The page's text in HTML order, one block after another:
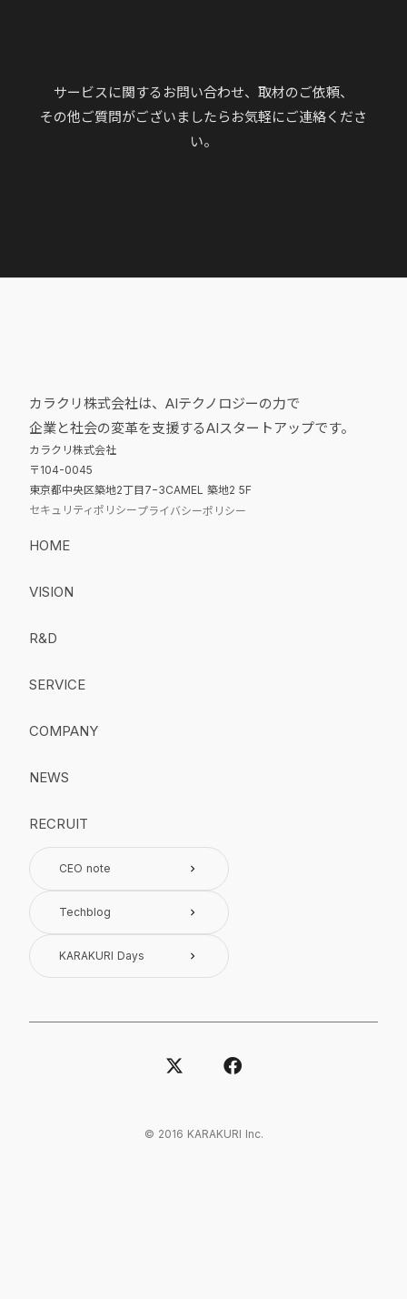
サービスに関するお問い合わせ、取材のご依頼、
その他ご質問がございましたらお気軽にご連絡くださ
い。
カラクリ株式会社は、AIテクノロジーの力で
企業と社会の変革を支援するAIスタートアップです。
カラクリ株式会社
〒104-0045
東京都中央区築地2丁目7−3CAMEL 築地2 5F
セキュリティポリシープライバシーポリシー
HOME
VISION
R&D
SERVICE
COMPANY
NEWS
RECRUIT
CEO note keyboard_arrow_right
Techblog keyboard_arrow_right
KARAKURI Days keyboard_arrow_right
© 2016 KARAKURI Inc.